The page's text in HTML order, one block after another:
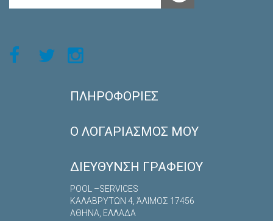
ΠΛΗΡΟΦΟΡΊΕΣ
Ο ΛΟΓΑΡΙΑΣΜΌΣ ΜΟΥ
ΔΙΕΎΘΥΝΣΗ ΓΡΑΦΕΊΟΥ
POOL –SERVICES
ΚΑΛΑΒΡYΤΩΝ 4, ΆΛΙΜΟΣ 17456
ΑΘΗΝΑ, ΕΛΛΑΔΑ